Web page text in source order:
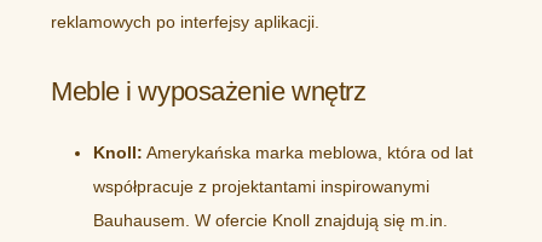
reklamowych po interfejsy aplikacji.
Meble i wyposażenie wnętrz
Knoll: Amerykańska marka meblowa, która od lat
współpracuje z projektantami inspirowanymi
Bauhausem. W ofercie Knoll znajdują się m.in.